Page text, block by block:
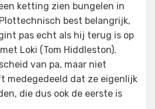
ketting zien bungelen in
best belangrijk,
pas echt als hij terug is op
Loki (Tom Hiddleston).
van pa, maar niet
medegedeeld dat ze eigenlijk
die dus ook de eerste is